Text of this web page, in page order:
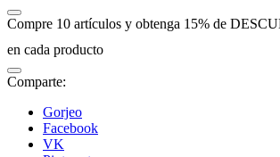
panel
panel
Compre 10 artículos y obtenga 15% de
en cada producto
Comparte:
Gorjeo
Facebook
VK